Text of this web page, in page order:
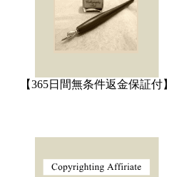
【365日間無条件返金保証付】